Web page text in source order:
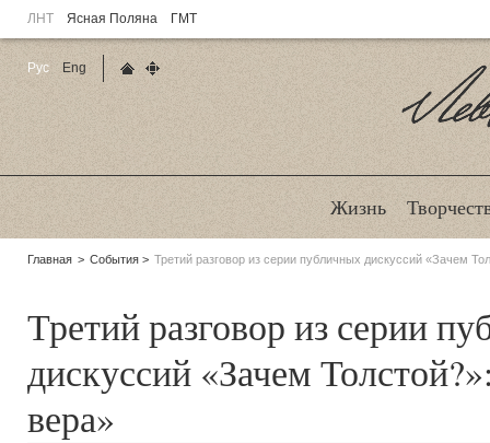
ЛНТ Ясная Поляна ГМТ
Жизнь
Родительские
Главная События Третий разговор из серии публичных дискуссий «Зачем
Третий разговор из серии
дискуссий «Зачем
вера»
Рус
Eng